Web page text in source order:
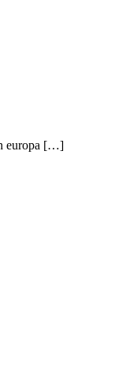
europa […]